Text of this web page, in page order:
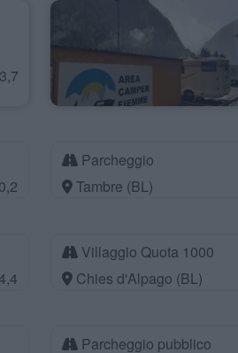
Parcheggio
Tambre (BL)
Villaggio Quota 1000
Chies d'Alpago (BL)
Parcheggio pubblico